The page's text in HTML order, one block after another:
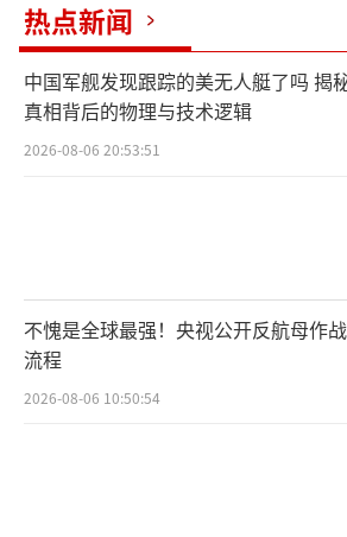
然而，路透社9月19日披
弹系统可能会在菲律宾继续
在检验将该导弹系统用于区
性。菲方官员表示，菲美
丰”导弹系统的相关培训。
对此，中国外交部发言人
记者会上表示，中方对有关
切。“我们敦促有关国家正
尽早纠正错误做法，停止挑
热点新闻
中国军舰发现跟踪的美无人艇了吗 揭
真相背后的物理与技术逻辑
2026-08-06 20:53:51
不愧是全球最强！央视公开反航母作战
流程
2026-08-06 10:50:54